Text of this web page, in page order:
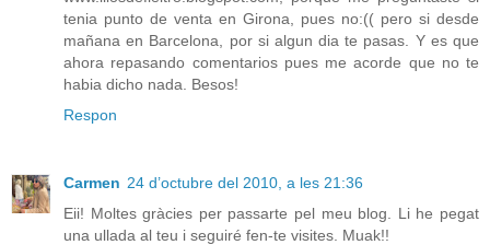
tenia punto de venta en Girona, pues no:(( pero si desde
mañana en Barcelona, por si algun dia te pasas. Y es que
ahora repasando comentarios pues me acorde que no te
habia dicho nada. Besos!
Respon
Carmen 24 d’octubre del 2010, a les 21:36
Eii! Moltes gràcies per passarte pel meu blog. Li he pegat
una ullada al teu i seguiré fen-te visites. Muak!!